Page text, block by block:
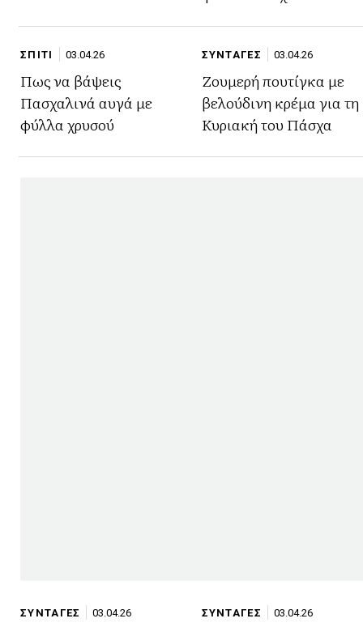
ΣΠΙΤΙ 03.04.26
Πως να βάψεις
Πασχαλινά αυγά με
φύλλα χρυσού
ΣΥΝΤΑΓΕΣ 03.04.26
Ζουμερή πουτίγκα με
βελούδινη κρέμα για τη
Κυριακή του Πάσχα
ΣΥΝΤΑΓΕΣ 03.04.26 ΣΥΝΤΑΓΕΣ 03.04.26